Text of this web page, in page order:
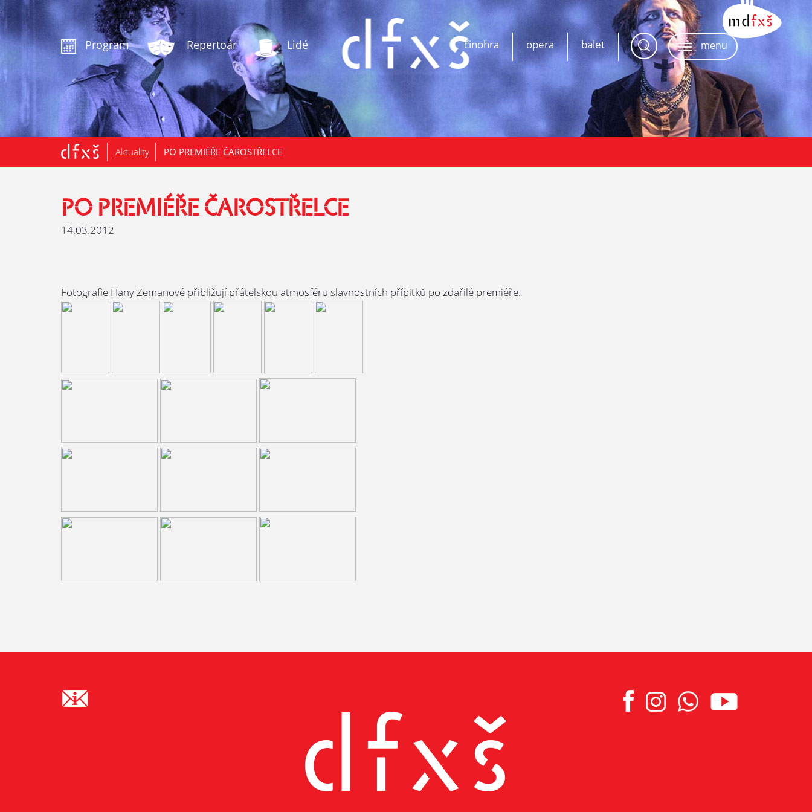
Program Repertoár Lidé menu
balet
opera
činohra
.
Aktuality PO PREMIÉŘE ČAROSTŘELCE
PO PREMIÉŘE ČAROSTŘELCE
14.03.2012
Fotografie Hany Zemanové přibližují přátelskou atmosféru slavnostních přípitků po zdařilé premiéře.